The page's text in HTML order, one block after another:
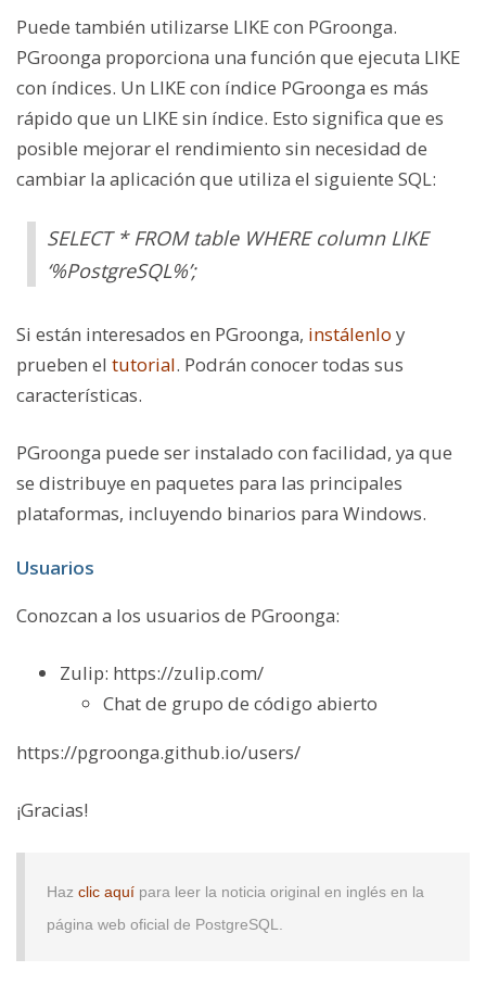
Puede también utilizarse LIKEcon PGroonga.
PGroonga proporciona una función que ejecuta LIKE
con índices. Un LIKEcon índice PGroonga es más
rápido que un LIKEsin índice. Esto significa que es
posible mejorar el rendimiento sin necesidad de
cambiar la aplicación que utiliza el siguiente SQL:
SELECT * FROM table WHERE column LIKE
‘%PostgreSQL%’;
Si están interesados en PGroonga, instálenlo y
prueben el tutorial. Podrán conocer todas sus
características.
PGroonga puede ser instalado con facilidad, ya que
se distribuye en paquetes para las principales
plataformas, incluyendo binarios para Windows.
Usuarios
Conozcan a los usuarios de PGroonga:
Zulip: https://zulip.com/
Chat de grupo de código abierto
https://pgroonga.github.io/users/
¡Gracias!
Haz clic aquí para leer la noticia original en inglés en la
página web oficial de PostgreSQL.